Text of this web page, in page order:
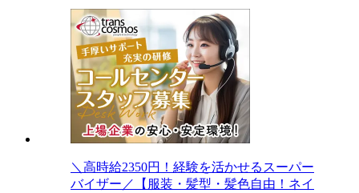
＼高時給2350円！経験を活かせるスーパー
バイザー／【服装・髪型・髪色自由！ネイ